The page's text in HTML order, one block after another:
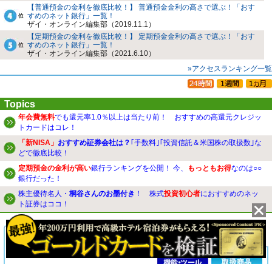
【普通預金の金利を徹底比較！】 普通預金金利の高さで選ぶ！「おす
すめのネット銀行」一覧！
ザイ・オンライン編集部（2019.11.1）
【定期預金の金利を徹底比較！】 定期預金金利の高さで選ぶ！「おす
すめのネット銀行」一覧！
ザイ・オンライン編集部（2021.6.10）
»アクセスランキング一覧
Topics
年会費無料でも還元率1.0％以上は当たり前！ おすすめの高還元クレジッ
トカードはコレ！
「新NISA」 おすすめ証券会社は？ ｢手数料｣｢投資信託＆米国株の取扱数｣な
どで徹底比較！
定期預金の金利が高い銀行ランキングを公開！ 今、 もっともお得なのは○○
銀行だった！
株主優待名人・ 桐谷さんのお墨付き ！ 株式投資初心者におすすめのネッ
ト証券はココ！